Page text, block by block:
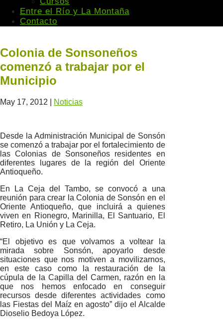
Entre el Río y La Montaña
Contacto
Colonia de Sonsoneños
comenzó a trabajar por el
Municipio
May 17, 2012 Noticias
Desde la Administración Municipal de Sonsón
se comenzó a trabajar por el fortalecimiento de
las Colonias de Sonsoneños residentes en
diferentes lugares de la región del Oriente
Antioqueño.
En La Ceja del Tambo, se convocó a una
reunión para crear la Colonia de Sonsón en el
Oriente Antioqueño, que incluirá a quienes
viven en Rionegro, Marinilla, El Santuario, El
Retiro, La Unión y La Ceja.
“El objetivo es que volvamos a voltear la
mirada sobre Sonsón, apoyarlo desde
situaciones que nos motiven a movilizarnos,
en este caso como la restauración de la
cúpula de la Capilla del Carmen, razón en la
que nos hemos enfocado en conseguir
recursos desde diferentes actividades como
las Fiestas del Maíz en agosto” dijo el Alcalde
Dioselio Bedoya López.